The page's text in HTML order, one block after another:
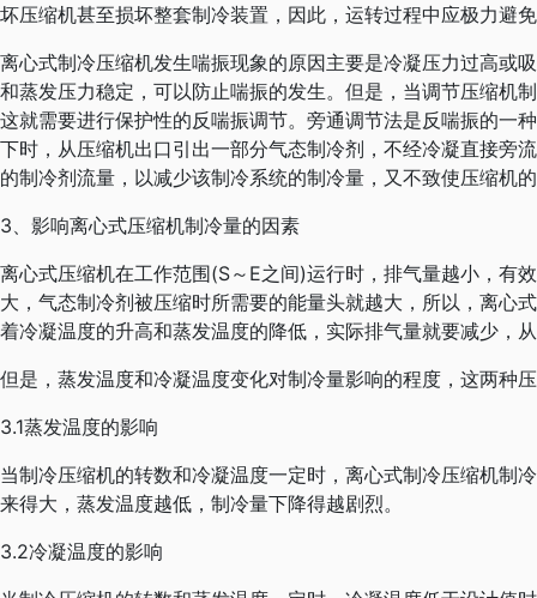
坏压缩机甚至损坏整套制冷装置，因此，运转过程中应极力避
离心式制冷压缩机发生喘振现象的原因主要是冷凝压力过高或
和蒸发压力稳定，可以防止喘振的发生。但是，当调节压缩机
这就需要进行保护性的反喘振调节。旁通调节法是反喘振的一
下时，从压缩机出口引出一部分气态制冷剂，不经冷凝直接旁
的制冷剂流量，以减少该制冷系统的制冷量，又不致使压缩机
3、影响离心式压缩机制冷量的因素
离心式压缩机在工作范围(S～E之间)运行时，排气量越小，有
大，气态制冷剂被压缩时所需要的能量头就越大，所以，离心
着冷凝温度的升高和蒸发温度的降低，实际排气量就要减少，
但是，蒸发温度和冷凝温度变化对制冷量影响的程度，这两种
3.1蒸发温度的影响
当制冷压缩机的转数和冷凝温度一定时，离心式制冷压缩机制
来得大，蒸发温度越低，制冷量下降得越剧烈。
3.2冷凝温度的影响